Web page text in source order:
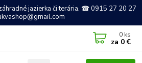
jazierka či terária. ☎ 0915 27 20 27
0 ks
za 0 €